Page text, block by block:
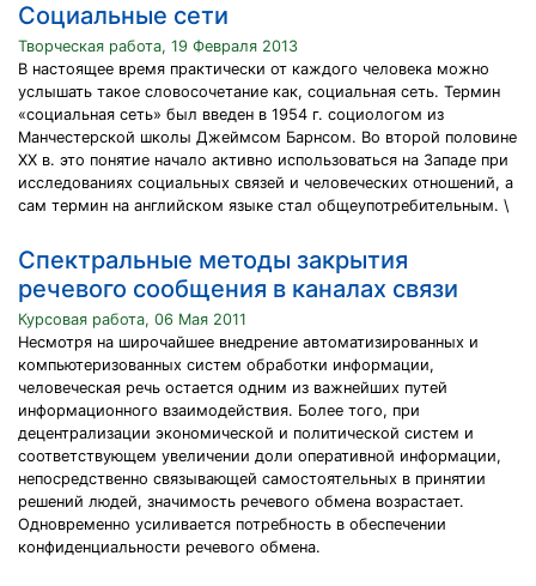
Социальные сети
Творческая работа, 19 Февраля 2013
В настоящее время практически от каждого человека можно
услышать такое словосочетание как, социальная сеть. Термин
«социальная сеть» был введен в 1954 г. социологом из
Манчестерской школы Джеймсом Барнсом. Во второй половине
XX в. это понятие начало активно использоваться на Западе при
исследованиях социальных связей и человеческих отношений, а
сам термин на английском языке стал общеупотребительным. \
Спектральные методы закрытия
речевого сообщения в каналах связи
Курсовая работа, 06 Мая 2011
Несмотря на широчайшее внедрение автоматизированных и
компьютеризованных систем обработки информации,
человеческая речь остается одним из важнейших путей
информационного взаимодействия. Более того, при
децентрализации экономической и политической систем и
соответствующем увеличении доли оперативной информации,
непосредственно связывающей самостоятельных в принятии
решений людей, значимость речевого обмена возрастает.
Одновременно усиливается потребность в обеспечении
конфиденциальности речевого обмена.